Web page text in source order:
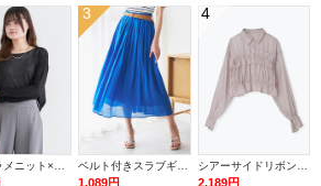
3
1,089円
4
2,189円